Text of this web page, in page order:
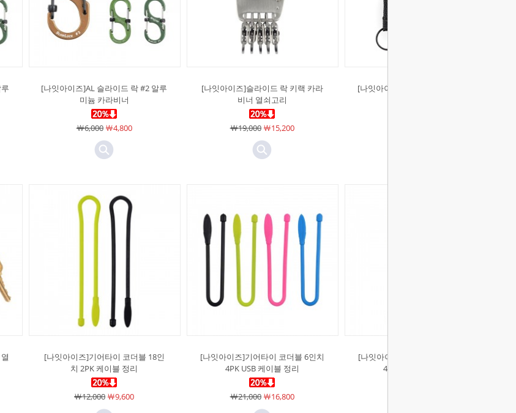
[나잇아이즈]AL 슬라이드 락 #2 알루
미늄 카라비너
￦6,000￦4,800
[나잇아이즈]슬라이드 락 키랙 카라
비너 열쇠고리
￦19,000￦15,200
[나잇아이즈]슬라이드 락 키링 #3 열
[나잇아이즈]기어타이 코더블 18인
치 2PK 케이블 정리
￦12,000￦9,600
[나잇아이즈]기어타이 코더블 6인치
4PK USB 케이블 정리
￦21,000￦16,800
[나잇아이즈]기어타이 코더블 3인치
4PK USB 케이블 정리